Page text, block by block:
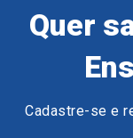
Quer
Cadastre-se e